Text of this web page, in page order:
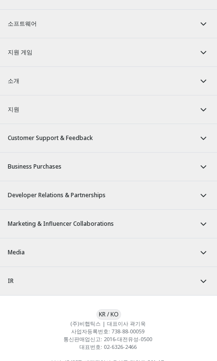
소프트웨어
지원 게임
소개
지원
Customer Support & Feedback
Business Purchases
Developer Relations & Partnerships
Marketing & Influencer Collaborations
Media
IR
(주)비햅틱스 | 대표이사 곽기욱
사업자등록번호: 738-88-00059
통신판매업신고: 2016-대전유성-0500
대표번호: 02-6326-2466
KR/KO